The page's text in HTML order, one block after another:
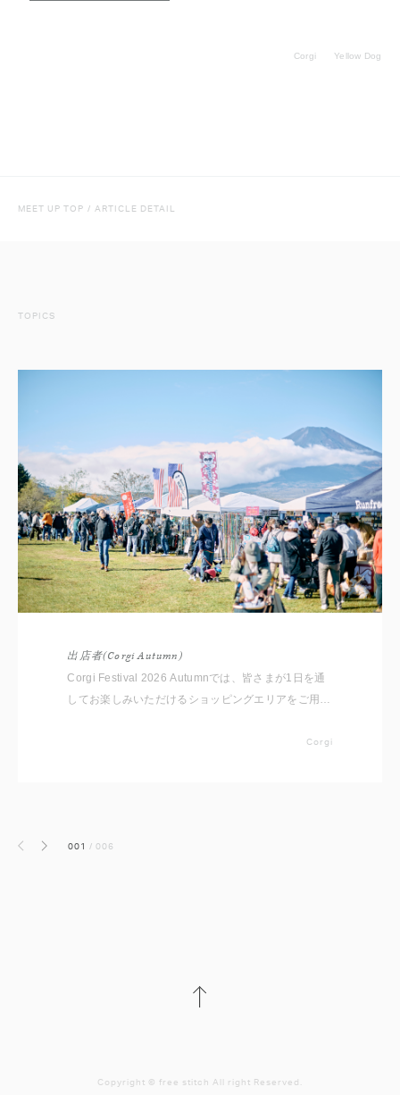
Corgi Yellow Dog
MEET UP TOP / ARTICLE DETAIL
TOPICS
出店者(Corgi Autumn)
Corgi Festival 2026 Autumnでは、皆さまが1日を通
してお楽しみいただけるショッピングエリアをご用意
ご紹介いたしますので事前にチェックしてくださいCorgi
前へ 次へ 001 /006
Copyright ©︎ free stitch All right Reserved.